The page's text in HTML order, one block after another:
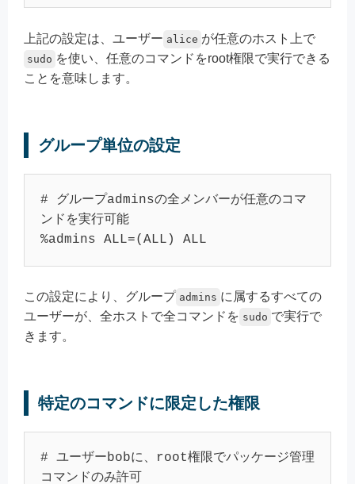
上記の設定は、ユーザー alice が任意のホスト上で
sudo を使い、任意のコマンドをroot権限で実行できる
ことを意味します。
グループ単位の設定
# グループadminsの全メンバーが任意のコマ
ンドを実行可能
%admins ALL=(ALL) ALL
この設定により、グループ admins に属するすべての
ユーザーが、全ホストで全コマンドを sudo で実行で
きます。
特定のコマンドに限定した権限
# ユーザーbobに、root権限でパッケージ管理
コマンドのみ許可